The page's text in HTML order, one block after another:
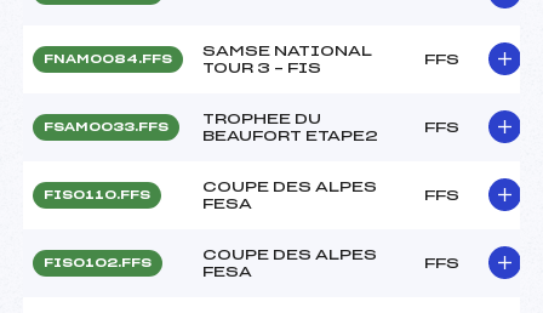
FNAM0084.FFS
SAMSE NATIONAL
TOUR 3 – FIS
FFS
FSAM0033.FFS
TROPHEE DU
BEAUFORT ETAPE2
FFS
FIS0110.FFS
COUPE DES ALPES
FESA
FFS
FIS0102.FFS
COUPE DES ALPES
FESA
FFS